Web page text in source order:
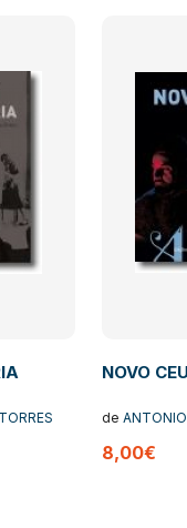
NOVO CEU
de
8,00€